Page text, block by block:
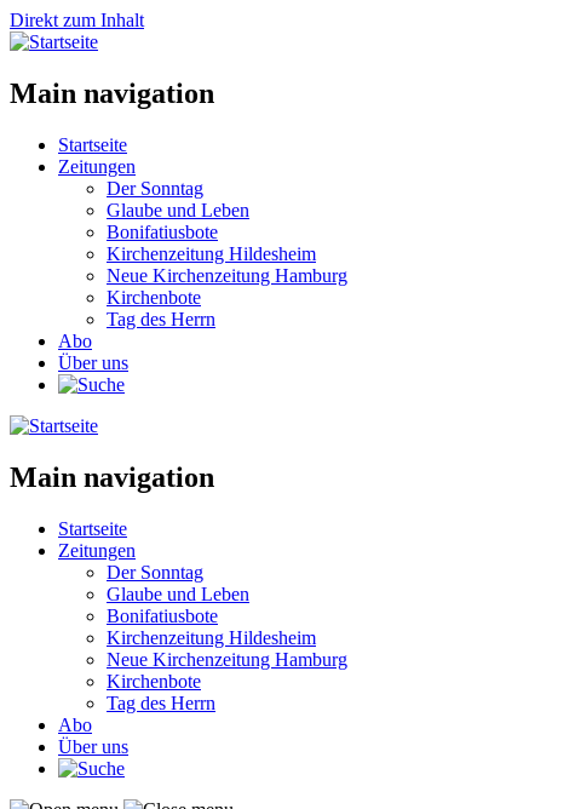
Direkt zum Inhalt
Main navigation
Startseite
Zeitungen
Der Sonntag
Glaube und Leben
Bonifatiusbote
Kirchenzeitung Hildesheim
Neue Kirchenzeitung Hamburg
Kirchenbote
Tag des Herrn
Abo
Über uns
Main navigation
Startseite
Zeitungen
Der Sonntag
Glaube und Leben
Bonifatiusbote
Kirchenzeitung Hildesheim
Neue Kirchenzeitung Hamburg
Kirchenbote
Tag des Herrn
Abo
Über uns